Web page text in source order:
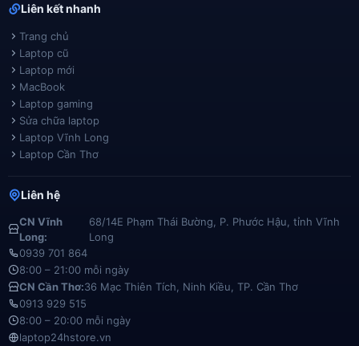
Liên kết nhanh
Trang chủ
Laptop cũ
Laptop mới
MacBook
Laptop gaming
Sửa chữa laptop
Laptop Vĩnh Long
Laptop Cần Thơ
Liên hệ
CN Vĩnh
Long:
68/14E Phạm Thái Bường, P. Phước Hậu, tỉnh Vĩnh
Long
0939 701 864
8:00 – 21:00 mỗi ngày
CN Cần Thơ:36 Mạc Thiên Tích, Ninh Kiều, TP. Cần Thơ
0913 929 515
8:00 – 20:00 mỗi ngày
laptop24hstore.vn